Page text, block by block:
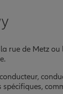
rue de Metz